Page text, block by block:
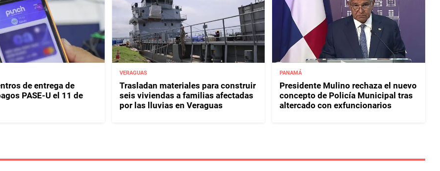
de entrega de
PASE-U el 11 de
VERAGUAS
Trasladan materiales para construir
seis viviendas a familias afectadas
por las lluvias en Veraguas
PANAMÁ
Presidente Mulino rechaza el nuevo
concepto de Policía Municipal tras
altercado con exfuncionarios